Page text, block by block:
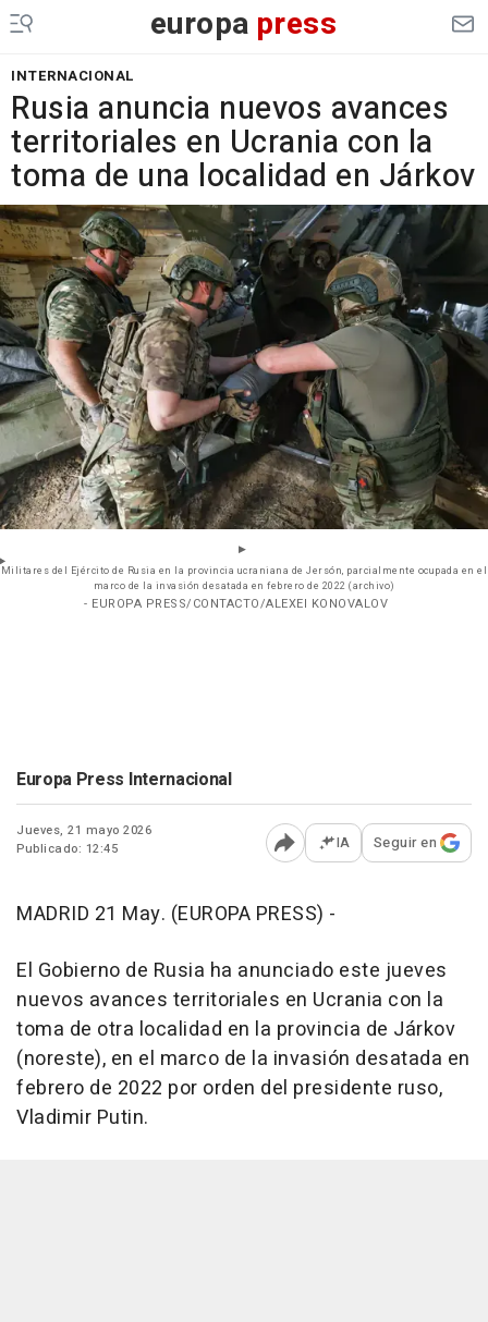
europa press
INTERNACIONAL
Rusia anuncia nuevos avances
territoriales en Ucrania con la
toma de una localidad en Járkov
Militares del Ejército de Rusia en la provincia ucraniana de Jersón, parcialmente ocupada en el
marco de la invasión desatada en febrero de 2022 (archivo)
- EUROPA PRESS/CONTACTO/ALEXEI KONOVALOV
Europa Press Internacional
Jueves, 21 mayo 2026
Publicado: 12:45
Abrir opciones para
IA Seguir en
MADRID 21 May. (EUROPA PRESS) -
El Gobierno de Rusia ha anunciado este jueves
nuevos avances territoriales en Ucrania con la
toma de otra localidad en la provincia de Járkov
(noreste), en el marco de la invasión desatada en
febrero de 2022 por orden del presidente ruso,
Vladimir Putin.